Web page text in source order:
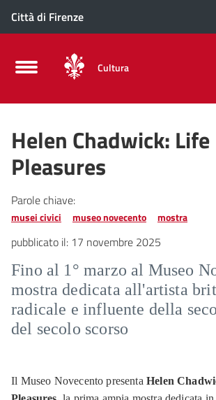
Città di Firenze
Cultura
Helen Chadwick: Life
Pleasures
Parole chiave:
musei civici museo novecento mostra
pubblicato il: 17 novembre 2025
Fino al 1° marzo al Museo
mostra dedicata all'artista
radicale e influente della
del secolo scorso
Il Museo Novecento presentaHelen